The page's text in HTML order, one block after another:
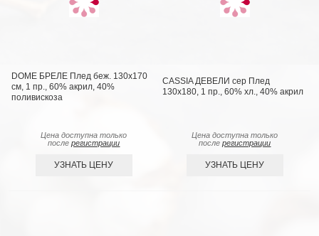
DOME БРЕЛЕ Плед беж. 130х170
см, 1 пр., 60% акрил, 40%
поливискоза
Цена доступна только
послерегистрации
УЗНАТЬ ЦЕНУ
CASSIA ДЕВЕЛИ сер Плед
130x180, 1 пр., 60% хл., 40% акрил
Цена доступна только
послерегистрации
УЗНАТЬ ЦЕНУ